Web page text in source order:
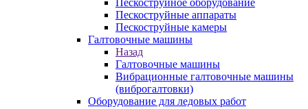
Пескоструйное оборудование
Пескоструйные аппараты
Пескоструйные камеры
Галтовочные машины
Назад
Галтовочные машины
Вибрационные галтовочные машины
(виброгалтовки)
Оборудование для ледовых работ